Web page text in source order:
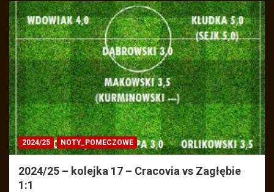
2024/25 NOTY_POMECZOWE
2024/25 – kolejka 17 – Cracovia vs Zagłębie
1:1